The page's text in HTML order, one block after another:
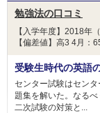
勉強法の口コミ
【入学年度】2018年（
【偏差値】高3 4月
受験生時代の英語
センター試験はセン
題集を解いた。なる
二次試験の対策と...